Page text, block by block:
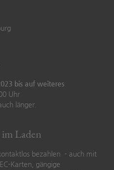
bis auf weiteres
Uhr
länger.
Laden
bezahlen - auch mit
Karten, gängige